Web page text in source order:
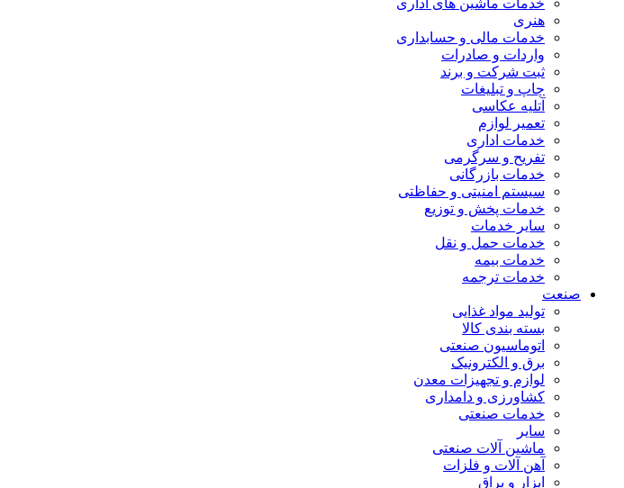
خدمات ماشین های اداری
هنری
خدمات مالی و حسابداری
واردات و صادرات
ثبت شرکت و برند
چاپ و تبلیغات
آتلیه عکاسی
تعمیر لوازم
خدمات اداری
تفریح و سرگرمی
خدمات بازرگانی
سیستم امنیتی و حفاظتی
خدمات پخش و توزیع
سایر خدمات
خدمات حمل و نقل
خدمات بیمه
خدمات ترجمه
صنعت
تولید مواد غذایی
بسته بندی کالا
اتوماسیون صنعتی
برق و الکترونیک
لوازم و تجهیزات معدن
کشاورزی و دامداری
خدمات صنعتی
سایر
ماشین آلات صنعتی
آهن آلات و فلزات
ابزار و یراق